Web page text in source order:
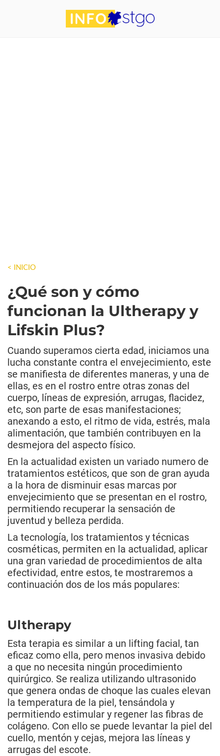
< INICIO
¿Qué son y cómo
funcionan la Ultherapy y
Lifskin Plus?
Cuando superamos cierta edad, iniciamos una
lucha constante contra el envejecimiento, este
se manifiesta de diferentes maneras, y una de
ellas, es en el rostro entre otras zonas del
cuerpo, líneas de expresión, arrugas, flacidez,
etc, son parte de esas manifestaciones;
anexando a esto, el ritmo de vida, estrés, mala
alimentación, que también contribuyen en la
desmejora del aspecto físico.
En la actualidad existen un variado numero de
tratamientos estéticos, que son de gran ayuda
a la hora de disminuir esas marcas por
envejecimiento que se presentan en el rostro,
permitiendo recuperar la sensación de
juventud y belleza perdida.
La tecnología, los tratamientos y técnicas
cosméticas, permiten en la actualidad, aplicar
una gran variedad de procedimientos de alta
efectividad, entre estos, te mostraremos a
continuación dos de los más populares:
Ultherapy
Esta terapia es similar a un lifting facial, tan
eficaz como ella, pero menos invasiva debido
a que no necesita ningún procedimiento
quirúrgico. Se realiza utilizando ultrasonido
que genera ondas de choque las cuales elevan
la temperatura de la piel, tensándola y
permitiendo estimular y regener las fibras de
colágeno. Con ello se puede levantar la piel del
cuello, mentón y cejas, mejora las líneas y
arrugas del escote.